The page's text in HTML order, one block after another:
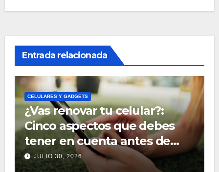
Entrada relacionada
CELULARES Y GADGETS
¿Vas renovar tu celular?:
Cinco aspectos que debes
tener en cuenta antes de
comprar uno
JULIO 30, 2026